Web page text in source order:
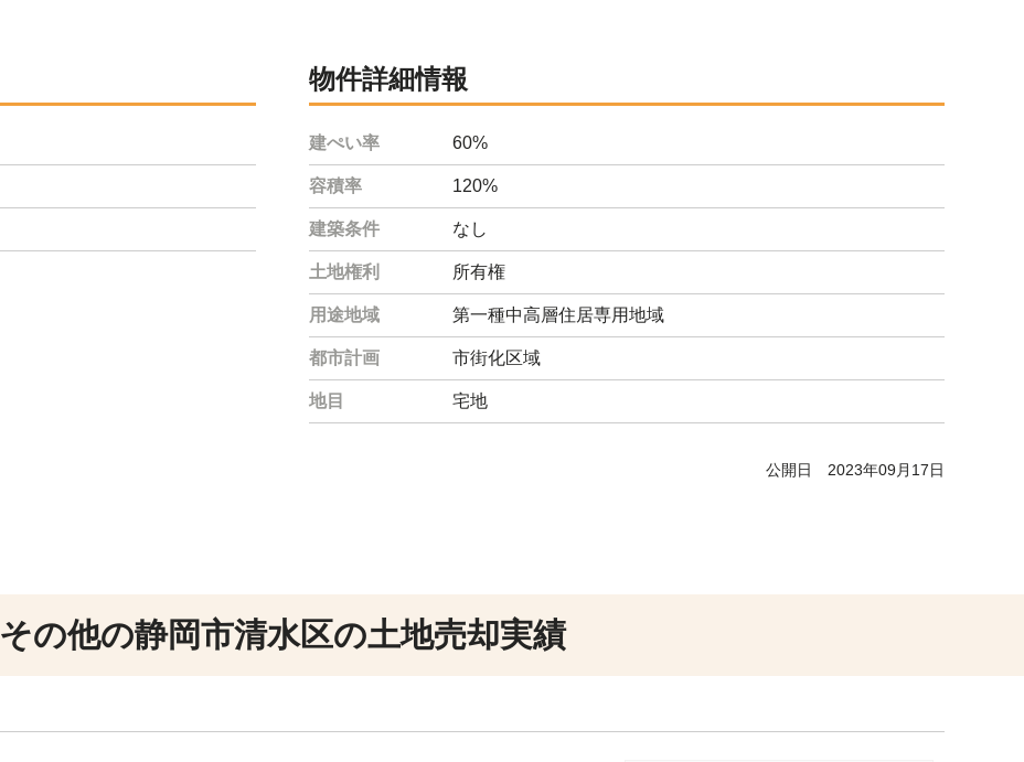
物件詳細情報
建ぺい率 60%
容積率 120%
建築条件 なし
土地権利 所有権
用途地域 第一種中高層住居専用地域
都市計画 市街化区域
地目 宅地
公開日 2023年09月17日
その他の静岡市清水区の土地売却実績